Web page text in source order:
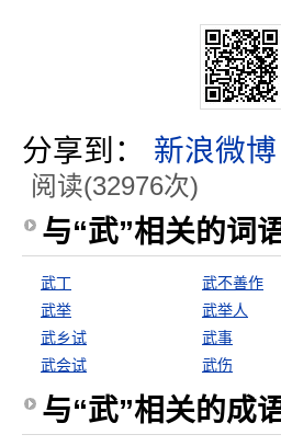
分享到： 新浪微博
阅读(32976次)
与“武”相关的词
武丁 武不善作
武举
武举人
武乡试
武事
武会试
武伤
与“武”相关的成